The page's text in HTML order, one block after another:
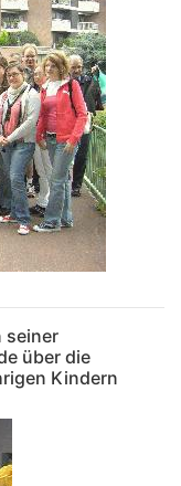
seiner
über die
Kindern